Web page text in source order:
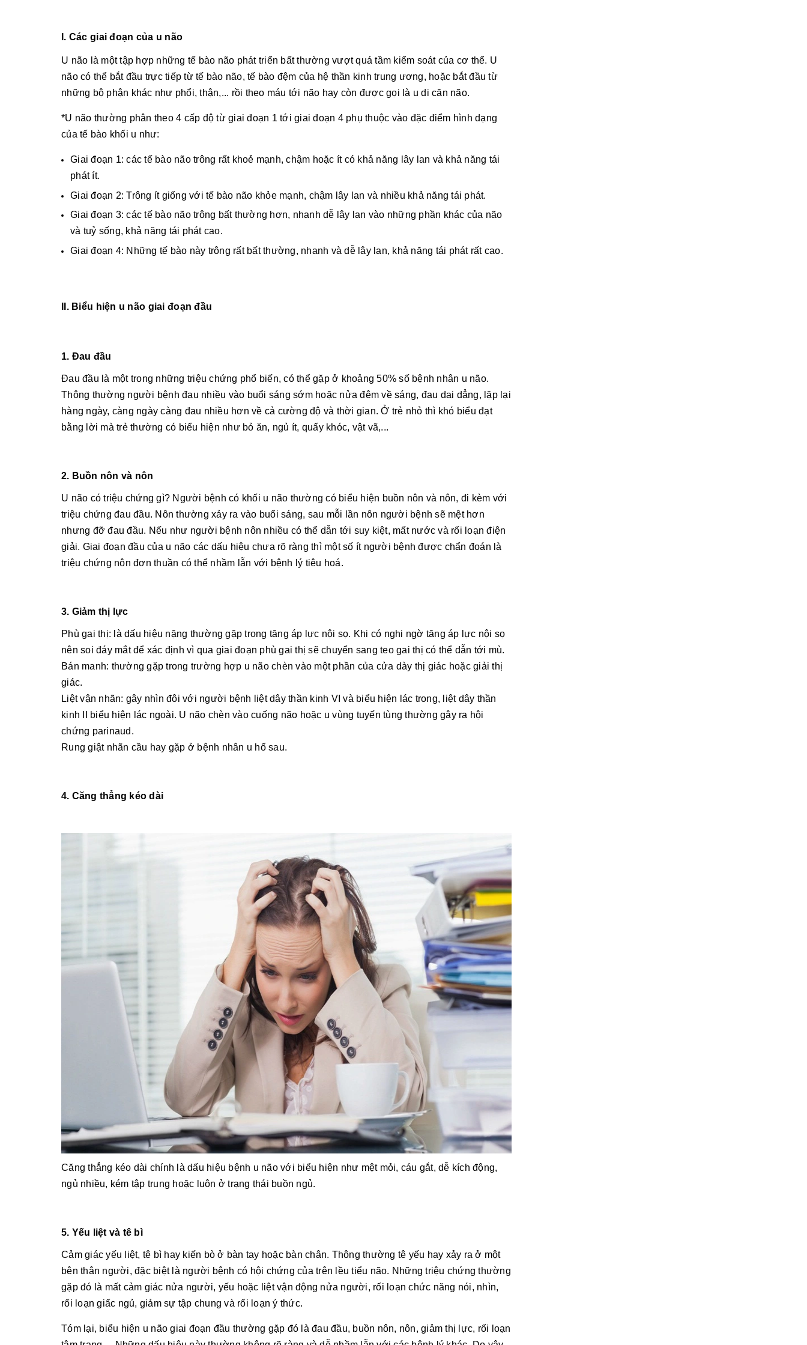
I. Các giai đoạn của u não
U não là một tập hợp những tế bào não phát triển bất thường vượt quá tầm kiểm soát của cơ thể. U
não có thể bắt đầu trực tiếp từ tế bào não, tế bào đệm của hệ thần kinh trung ương, hoặc bắt đầu từ
những bộ phận khác như phổi, thận,... rồi theo máu tới não hay còn được gọi là u di căn não.
*U não thường phân theo 4 cấp độ từ giai đoạn 1 tới giai đoạn 4 phụ thuộc vào đặc điểm hình dạng
của tế bào khối u như:
Giai đoạn 1: các tế bào não trông rất khoẻ mạnh, chậm hoặc ít có khả năng lây lan và khả năng tái
phát ít.
Giai đoạn 2: Trông ít giống với tế bào não khỏe mạnh, chậm lây lan và nhiều khả năng tái phát.
Giai đoạn 3: các tế bào não trông bất thường hơn, nhanh dễ lây lan vào những phần khác của não
và tuỷ sống, khả năng tái phát cao.
Giai đoạn 4: Những tế bào này trông rất bất thường, nhanh và dễ lây lan, khả năng tái phát rất cao.
II. Biểu hiện u não giai đoạn đầu
1. Đau đầu
Đau đầu là một trong những triệu chứng phổ biến, có thể gặp ở khoảng 50% số bệnh nhân u não.
Thông thường người bệnh đau nhiều vào buổi sáng sớm hoặc nửa đêm về sáng, đau dai dẳng, lặp lại
hàng ngày, càng ngày càng đau nhiều hơn về cả cường độ và thời gian. Ở trẻ nhỏ thì khó biểu đạt
bằng lời mà trẻ thường có biểu hiện như bỏ ăn, ngủ ít, quấy khóc, vật vã,...
2. Buồn nôn và nôn
U não có triệu chứng gì? Người bệnh có khối u não thường có biểu hiện buồn nôn và nôn, đi kèm với
triệu chứng đau đầu. Nôn thường xảy ra vào buổi sáng, sau mỗi lần nôn người bệnh sẽ mệt hơn
nhưng đỡ đau đầu. Nếu như người bệnh nôn nhiều có thể dẫn tới suy kiệt, mất nước và rối loạn điện
giải. Giai đoạn đầu của u não các dấu hiệu chưa rõ ràng thì một số ít người bệnh được chẩn đoán là
triệu chứng nôn đơn thuần có thể nhầm lẫn với bệnh lý tiêu hoá.
3. Giảm thị lực
Phù gai thị: là dấu hiệu nặng thường gặp trong tăng áp lực nội sọ. Khi có nghi ngờ tăng áp lực nội sọ
nên soi đáy mắt để xác định vì qua giai đoạn phù gai thị sẽ chuyển sang teo gai thị có thể dẫn tới mù.
Bán manh: thường gặp trong trường hợp u não chèn vào một phần của cửa dày thị giác hoặc giải thị
giác.
Liệt vận nhãn: gây nhìn đôi với người bệnh liệt dây thần kinh VI và biểu hiện lác trong, liệt dây thần
kinh II biểu hiện lác ngoài. U não chèn vào cuống não hoặc u vùng tuyến tùng thường gây ra hội
chứng parinaud.
Rung giật nhãn cầu hay gặp ở bệnh nhân u hố sau.
4. Căng thẳng kéo dài
Căng thẳng kéo dài chính là dấu hiệu bệnh u não với biểu hiện như mệt mỏi, cáu gắt, dễ kích động,
ngủ nhiều, kém tập trung hoặc luôn ở trạng thái buồn ngủ.
5. Yếu liệt và tê bì
Cảm giác yếu liệt, tê bì hay kiến bò ở bàn tay hoặc bàn chân. Thông thường tê yếu hay xảy ra ở một
bên thân người, đặc biệt là người bệnh có hội chứng của trên lều tiểu não. Những triệu chứng thường
gặp đó là mất cảm giác nửa người, yếu hoặc liệt vận động nửa người, rối loạn chức năng nói, nhìn,
rối loạn giấc ngủ, giảm sự tập chung và rối loạn ý thức.
Tóm lại, biểu hiện u não giai đoạn đầu thường gặp đó là đau đầu, buồn nôn, nôn, giảm thị lực, rối loạn